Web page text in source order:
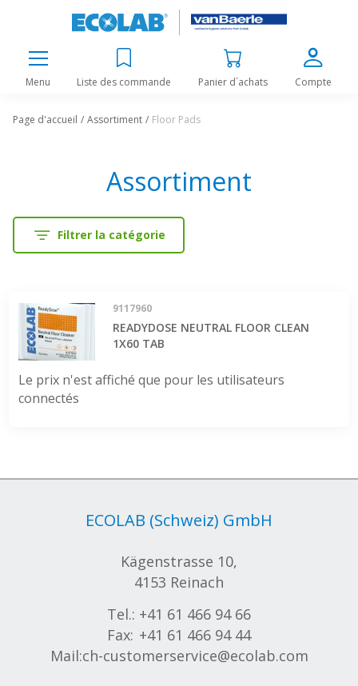
Menu Liste des commande Panier d´achats Compte
Page d'accueil Assortiment Floor Pads
Assortiment
Filtrer la catégorie
9117960
READYDOSE NEUTRAL FLOOR CLEAN
1X60 TAB
Le prix n'est affiché que pour les utilisateurs
connectés
ECOLAB (Schweiz) GmbH
Kägenstrasse 10,
4153 Reinach
Tel.: +41 61 466 94 66
Fax: +41 61 466 94 44
Mail:ch-customerservice@ecolab.com